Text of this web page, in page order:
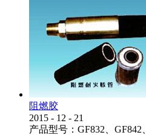
阻燃胶
2015 - 12 - 21
产品型号：GF832、GF842